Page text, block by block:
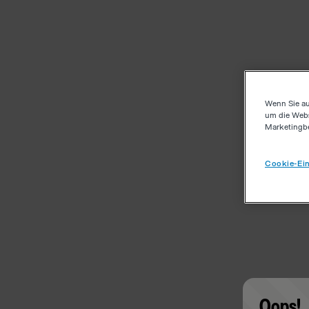
Wenn Sie
um die
Cookie-